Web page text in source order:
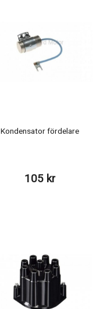
Kondensator fördelare
105 kr